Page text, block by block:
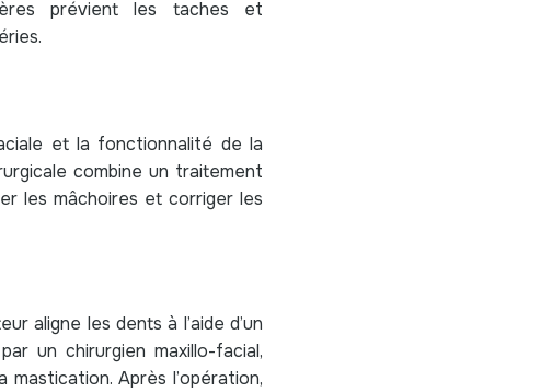
prévient les taches et
et la fonctionnalité de la
combine un traitement
les mâchoires et corriger les
aligne les dents à l’aide d’un
un chirurgien maxillo-facial,
Après l’opération,